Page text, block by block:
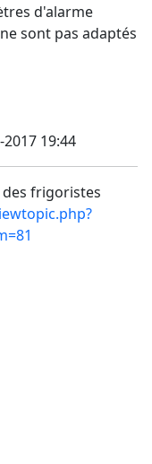
d'alarme
sont pas adaptés
19:44
des frigoristes